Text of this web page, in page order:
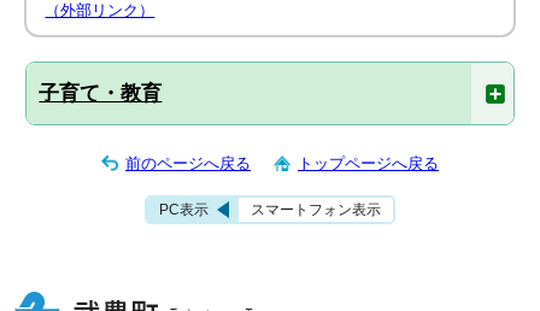
（外部リンク）
子育て・教育
前のページへ戻る トップページへ戻る
PC表示 スマートフォン表示